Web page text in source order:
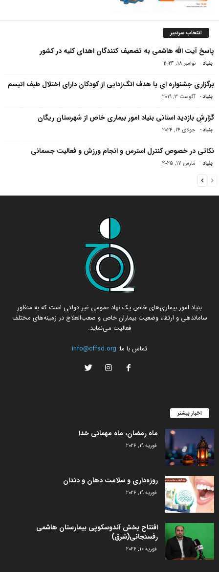
انتخاب سردبیر
پاسخ آیت الله هاشمی به تضعیف کنندگان اهدای کلیه در کشور
بنیاد- نوامبر 18, 2024
برگزاری جشنواره ای با هدف انگ‌زدایی از کودکان دارای اختلال طیف اتیسم
بنیاد- آگوست 3, 2019
گزارشِ بازدید استانی بنیاد امور بیماری خاص از شهرستان ریگان
بنیاد- جولای 14, 2024
نکاتی در خصوص کنترل استرس و انجام ورزش و فعالیت جسمانی
بنیاد- مارس 17, 2025
بنیاد امور بیماری‌های خاص یک نهاد عمومی غیر دولتی است که به منظور
ساماندهی و ارتقاء وضعیت بیماران خاص و صعب‌العلاج در زمینه‌های مختلف
فعالیت می‌نماید.
تماس با ما: info@cffsd.org
اخبار بیشتر
ماه رمضان، ماه مهمانی خدا
فوریه 19, 2026
روزه‌داری و سلامت دهان و دندان
فوریه 19, 2026
افتتاح بخش آندوسکوپی بیمارستان هاشمی
رفسنجانی(شرق)
فوریه 10, 2026